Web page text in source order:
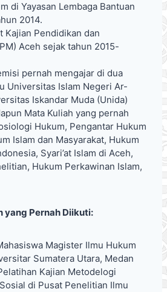
di Yayasan Lembaga Bantuan
2014.
Kajian Pendidikan dan
Aceh sejak tahun 2015-
pernah mengajar di dua
Universitas Islam Negeri Ar-
Iskandar Muda (Unida)
Mata Kuliah yang pernah
Hukum, Pengantar Hukum
Islam dan Masyarakat, Hukum
Syari’at Islam di Aceh,
Hukum Perkawinan Islam,
yang Pernah Diikuti:
Magister Ilmu Hukum
Sumatera Utara, Medan
Kajian Metodelogi
di Pusat Penelitian Ilmu